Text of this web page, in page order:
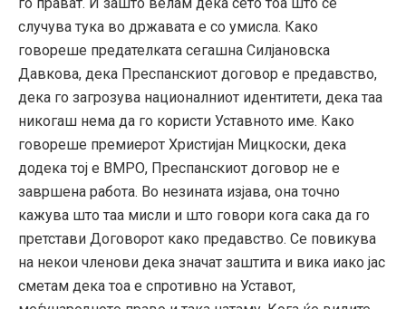
случува тука во државата е со умисла. Како
говореше предателката сегашна Силјановска
Давкова, дека Преспанскиот договор е предавство,
дека го загрозува националниот идентитети, дека таа
никогаш нема да го користи Уставното име. Како
говореше премиерот Христијан Мицкоски, дека
додека тој е ВМРО, Преспанскиот договор не е
завршена работа. Во незината изјава, она точно
кажува што таа мисли и што говори кога сака да го
претстави Договорот како предавство. Се повикува
на некои членови дека значат заштита и вика иако јас
сметам дека тоа е спротивно на Уставот,